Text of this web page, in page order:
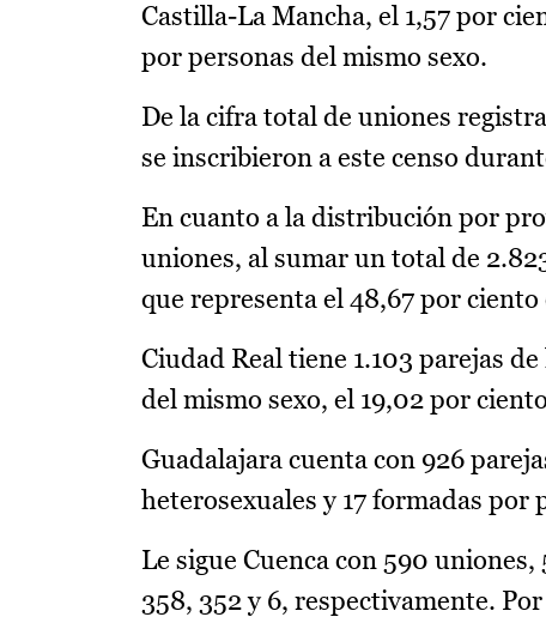
Castilla-La Mancha, el 1,57 por
por personas del mismo sexo.
De la cifra total de uniones
se inscribieron a este censo
En cuanto a la distribución por
uniones, al sumar un total de
que representa el 48,67 por
Ciudad Real tiene 1.103 parejas
del mismo sexo, el 19,02 por
Guadalajara cuenta con 926
heterosexuales y 17 formadas por
Le sigue Cuenca con 590
358, 352 y 6, respectivamente.